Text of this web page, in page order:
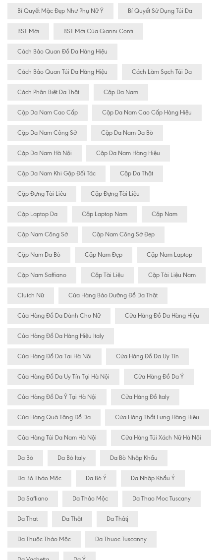
Bí Quyết Mặc Đẹp Như Phụ Nữ Ý Bí Quyết Sử Dụng Túi Da
BST Mới BST Mới Của Gianni Conti
Cách Bảo Quan Đồ Da Hàng Hiệu
Cách Bảo Quan Túi Da Hàng Hiệu Cách Làm Sạch Túi Da
Cách Phân Biệt Da Thật Cặp Da Nam
Cặp Da Nam Cao Cấp Cặp Da Nam Cao Cấp Hàng Hiệu
Cặp Da Nam Công Sở Cặp Da Nam Da Bò
Cặp Da Nam Hà Nội Cặp Da Nam Hàng Hiệu
Cặp Da Nam Khi Gặp Đối Tác Cặp Da Thật
Cặp Đựng Tài Liêu Cặp Đựng Tài Liệu
Cặp Laptop Da Cặp Laptop Nam Cặp Nam
Cặp Nam Công Sở Cặp Nam Công Sở Đẹp
Cặp Nam Da Bò Cặp Nam Đẹp Cặp Nam Laptop
Cặp Nam Saffiano Cặp Tài Liệu Cặp Tài Liệu Nam
Clutch Nữ Cửa Hàng Bảo Dưỡng Đồ Da Thật
Cửa Hàng Đồ Da Dành Cho Nữ Cửa Hàng Đồ Da Hàng Hiệu
Cửa Hàng Đồ Da Hàng Hiệu Italy
Cửa Hàng Đồ Da Tại Hà Nội Cửa Hàng Đồ Da Uy Tín
Cửa Hàng Đồ Da Uy Tín Tại Hà Nội Cửa Hàng Đồ Da Ý
Cửa Hàng Đồ Da Ý Tại Hà Nội Cửa Hàng Đồ Italy
Cửa Hàng Quà Tặng Đồ Da Cửa Hàng Thắt Lưng Hàng Hiệu
Cửa Hàng Túi Da Nam Hà Nội Cửa Hàng Túi Xách Nữ Hà Nội
Da Bò Da Bò Italy Da Bò Nhập Khẩu
Da Bò Thảo Mộc Da Bò Ý Da Nhập Khẩu Ý
Da Saffiano Da Thảo Mộc Da Thao Moc Tuscany
Da That Da Thật Da Thâtj
Da Thuộc Thảo Mộc Da Thuoc Tuscanny